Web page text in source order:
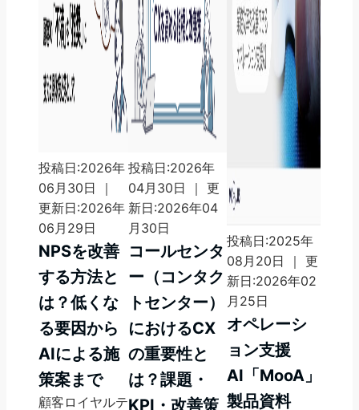
投稿日:2026年
06月30日 ｜
更新日:2026年
06月29日
NPSを改善
する方法と
は？低くな
る要因から
AIによる施
策案まで
顧客ロイヤルテ
投稿日:2026年
04月30日 ｜ 更
新日:2026年04
月30日
コールセンタ
ー（コンタク
トセンター）
におけるCX
の重要性と
は？課題・
KPI・改善策
投稿日:2025年
08月20日 ｜ 更
新日:2026年02
月25日
オペレーシ
ョン支援
AI「MooA」
製品資料